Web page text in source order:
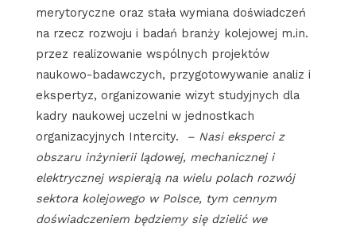
merytoryczne oraz stała wymiana doświadczeń
na rzecz rozwoju i badań branży kolejowej m.in.
przez realizowanie wspólnych projektów
naukowo-badawczych, przygotowywanie analiz i
ekspertyz, organizowanie wizyt studyjnych dla
kadry naukowej uczelni w jednostkach
organizacyjnych Intercity.
– Nasi eksperci z
obszaru inżynierii lądowej, mechanicznej i
elektrycznej wspierają na wielu polach rozwój
sektora kolejowego w Polsce, tym cennym
doświadczeniem będziemy się dzielić we